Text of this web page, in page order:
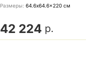
Размеры: 64.6x64.6x220 см
42 224 р.